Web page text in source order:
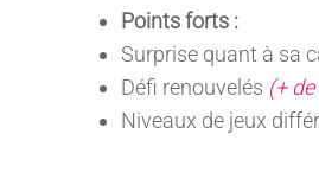
Points forts :
Surprise quant à sa
Défi renouvelés (+
Niveaux de jeux